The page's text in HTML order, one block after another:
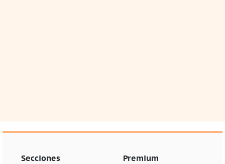
Secciones Premium